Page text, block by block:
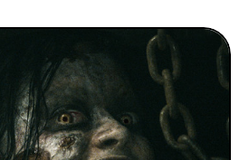
FOOD
PLANS